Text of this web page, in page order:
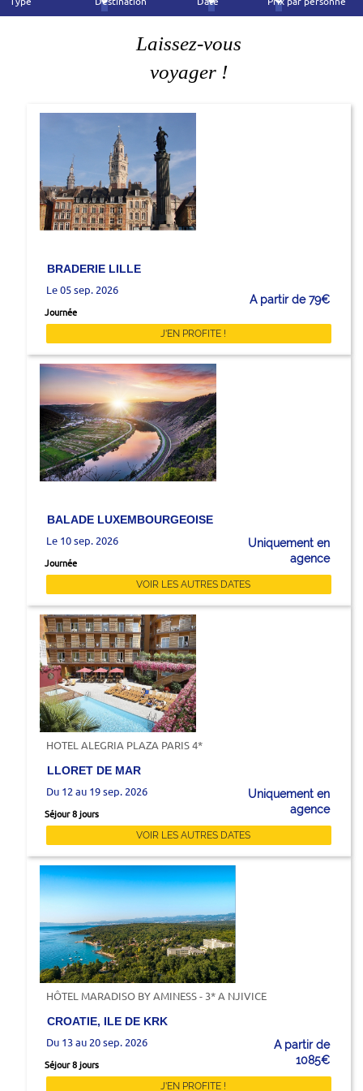
Laissez-vous
voyager !
BRADERIE LILLE
Le 05 sep. 2026
Journée
A partir de 79€
J'EN PROFITE !
BALADE LUXEMBOURGEOISE
Le 10 sep. 2026
Journée
Uniquement en
agence
VOIR LES AUTRES DATES
HOTEL ALEGRIA PLAZA PARIS 4*
LLORET DE MAR
Du 12 au 19 sep. 2026
Séjour 8 jours
Uniquement en
agence
VOIR LES AUTRES DATES
HÔTEL MARADISO BY AMINESS - 3* A NJIVICE
CROATIE, ILE DE KRK
Du 13 au 20 sep. 2026
Séjour 8 jours
A partir de
1085€
J'EN PROFITE !